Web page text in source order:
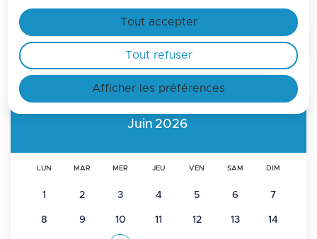
Afficher les préférences
Tout accepter
Tout refuser
Juin 2026
LUN MAR MER JEU VEN SAM DIM
1 2 3 4 5 6 7
8 9 10 11 12 13 14